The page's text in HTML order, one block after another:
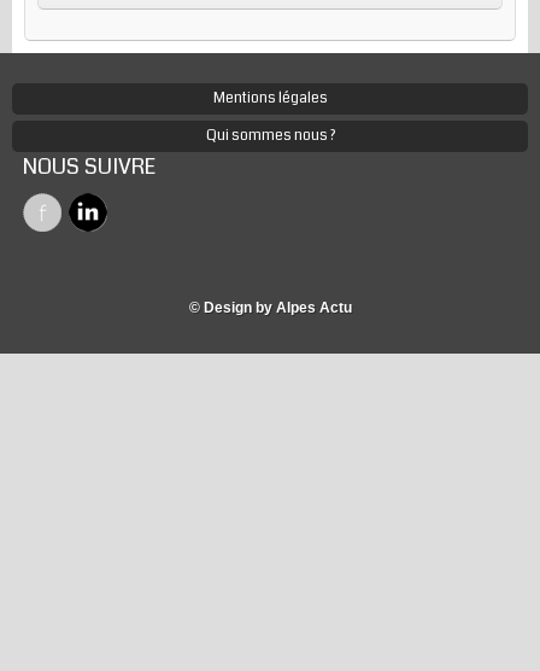
Mentions légales
Qui sommes nous ?
NOUS SUIVRE
© Design by Alpes Actu